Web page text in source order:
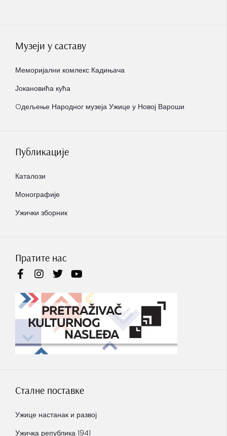
Музеји у саставу
Меморијални комлекс Кадињача
Јокановића кућа
Oдељење Народног музеја Ужице у Новој Вароши
Публикације
Каталози
Монографије
Ужички зборник
Пратите нас
Сталне поставке
Ужице настанак и развој
Ужичка република 1941